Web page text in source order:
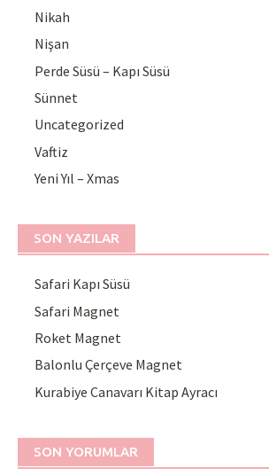
Nikah
Nişan
Perde Süsü – Kapı Süsü
Sünnet
Uncategorized
Vaftiz
Yeni Yıl – Xmas
SON YAZILAR
Safari Kapı Süsü
Safari Magnet
Roket Magnet
Balonlu Çerçeve Magnet
Kurabiye Canavarı Kitap Ayracı
SON YORUMLAR